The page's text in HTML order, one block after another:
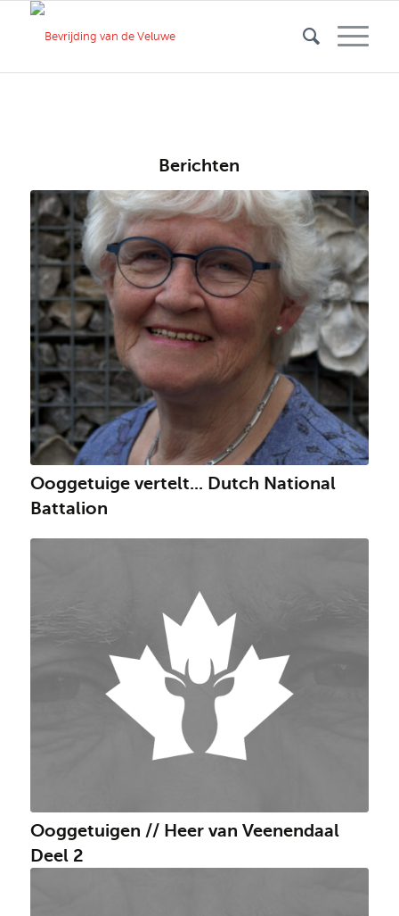
Berichten
Ooggetuige vertelt... Dutch National
Battalion
Ooggetuigen // Heer van Veenendaal
Deel 2